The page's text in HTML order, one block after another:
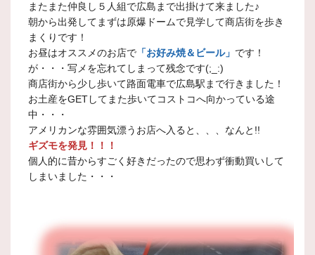
またまた仲良し５人組で広島まで出掛けて来ました♪
朝から出発してまずは原爆ドームで見学して商店街を歩き
まくりです！
お昼はオススメのお店で 「お好み焼＆ビール」 です！
が・・・写メを忘れてしまって残念です(;_:)
商店街から少し歩いて路面電車で広島駅まで行きました！
お土産をGETしてまた歩いてコストコへ向かっている途
中・・・
アメリカンな雰囲気漂うお店へ入ると、、、なんと!!
ギズモを発見！！！
個人的に昔からすごく好きだったので思わず衝動買いして
しまいました・・・